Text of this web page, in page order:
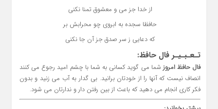
از خدا جز می و معشوق تمنا نکنی
حافظا سجده به ابروی چو محرابش بر
که دعایی ز سر صدق جز آن جا نکنی
تـعـبـیـر فال حافظ:
فال حافظ امروز شما می گوید کسانی به شما با چشم امید رجوع می کنند
انصاف نیست که آنها را از خودتان برانید. بی گدار به آب می زنید و بدون
فکر کاری انجام می دهید که باعث از بین رفتن دار و ندارتان می شود.